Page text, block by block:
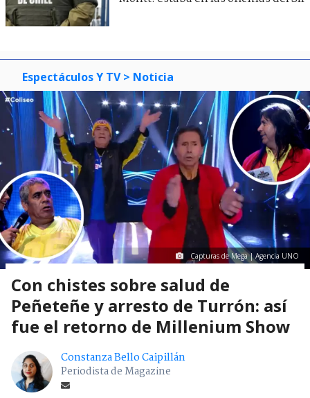
Espectáculos Y TV > Noticia
Capturas de Mega | Agencia UNO
Con chistes sobre salud de
Peñeteñe y arresto de Turrón: así
fue el retorno de Millenium Show
Constanza Bello Caipillán
Periodista de Magazine